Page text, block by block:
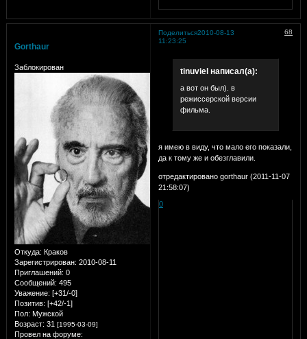
Поделиться 68
2010-08-13
11:23:25
Gorthaur
Заблокирован
Откуда: Краков
Зарегистрирован: 2010-08-11
Приглашений: 0
Сообщений: 495
Уважение: [+31/-0]
Позитив: [+42/-1]
Пол: Мужской
Возраст: 31 [1995-03-09]
Провел на форуме:
tinuviel написал(а):
а вот он был). в
режиссерской версии
фильма.
я имею в виду, что мало его показали,
да к тому же и обезглавили.
отредактировано gorthaur (2011-11-07
21:58:07)
0